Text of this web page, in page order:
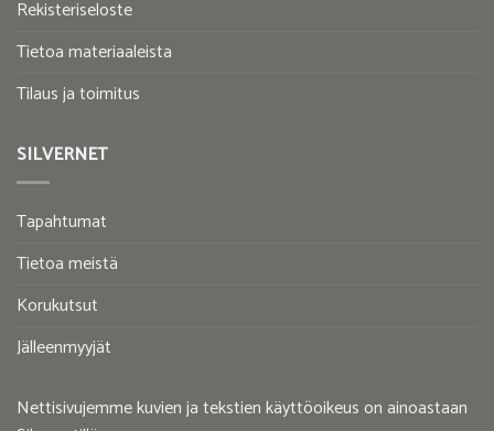
Rekisteriseloste
Tietoa materiaaleista
Tilaus ja toimitus
SILVERNET
Tapahtumat
Tietoa meistä
Korukutsut
Jälleenmyyjät
Nettisivujemme kuvien ja tekstien käyttöoikeus on ainoastaan